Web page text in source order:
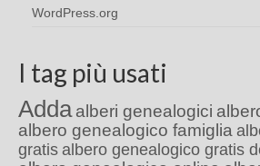
WordPress.org
I tag più usati
Adda alberi genealogici
albero genealogico famiglia
gratis albero genealogico gratis